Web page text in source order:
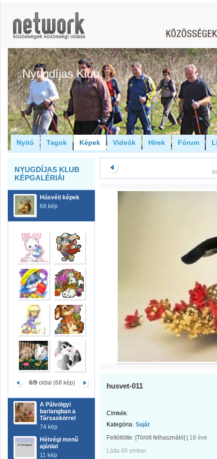
Nyugdíjas Klub
Nyitó Tagok Képek Videók Hírek Fórum
NYUGDÍJAS KLUB
KÉPGALÉRIÁI
Húsvéti képek
68 kép
6/9oldal (68 kép)
A Pálvölgyi
barlangban a
Társaskörrel
74 kép
Hétvégi menű
ajánlat
11 kép
husvet-011
Címkék:
Kategória: Saját
Feltöltötte: [Törölt felhasználó]
18 éve
Látta 66 ember.